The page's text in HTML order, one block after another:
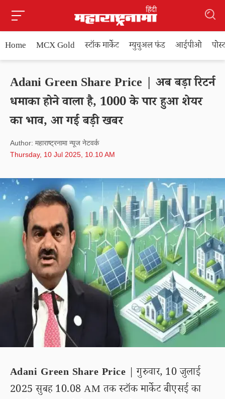
Home MCX Gold स्टॉक मार्केट म्युचुअल फंड आईपीओ
Adani Green Share Price | अब बड़ा रिटर्न
धमाका होने वाला है, 1000 के पार हुआ शेयर
का भाव, आ गई बड़ी खबर
Author: महाराष्ट्रनामा न्यूज नेटवर्क
Thursday, 10 Jul 2025, 10.10 AM
Adani Green Share Price | गुरुवार, 10 जुलाई
2025 सुबह 10.08 AM तक स्टॉक मार्केट बीएसई का